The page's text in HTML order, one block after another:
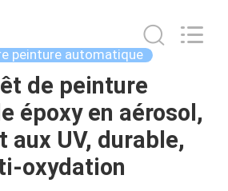
peinture automatique
de peinture
époxy en aérosol,
aux UV, durable,
oxydation